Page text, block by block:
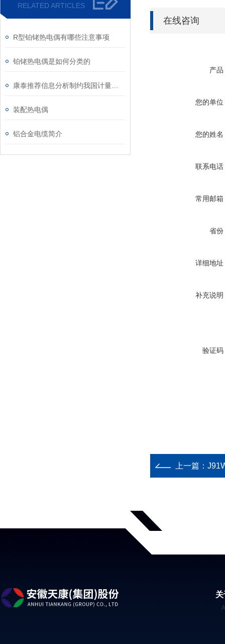
RELATED ARTICLES
R型铂铑热电偶有哪些注意事项
铂铑热电偶是如何分类的
装配热电偶
铝合金电缆简介
在线咨询
产品
您的单位
您的姓名
联系电话
常用邮箱
省份
详细地址
补充说明
验证码
上一篇：